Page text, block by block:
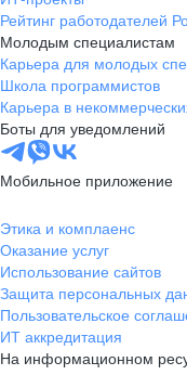
Рейтинг работодателей
Молодым специалистам
Карьера для молодых
Школа программистов
Карьера в
Боты для уведомлений
Мобильное приложение
Этика и комплаенс
Оказание услуг
Использование сайтов
Защита персональных
Пользовательское
ИТ аккредитация
На информационном